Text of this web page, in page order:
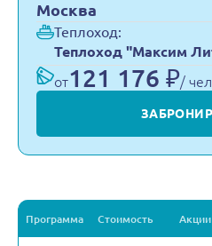
Москва
Теплоход:
Теплоход "Максим
от121 176 ₽/ чел
Программа Стоимость Акции